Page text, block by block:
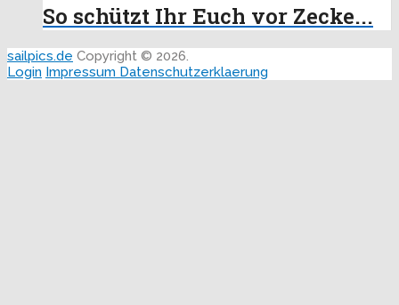
So schützt Ihr Euch vor Zecke...
sailpics.de Copyright © 2026.
Login Impressum Datenschutzerklaerung